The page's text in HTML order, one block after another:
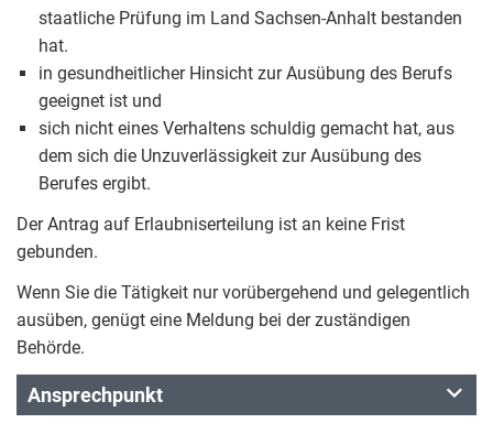
staatliche Prüfung im Land Sachsen-Anhalt bestanden
hat.
in gesundheitlicher Hinsicht zur Ausübung des Berufs
geeignet ist und
sich nicht eines Verhaltens schuldig gemacht hat, aus
dem sich die Unzuverlässigkeit zur Ausübung des
Berufes ergibt.
Der Antrag auf Erlaubniserteilung ist an keine Frist
gebunden.
Wenn Sie die Tätigkeit nur vorübergehend und gelegentlich
ausüben, genügt eine Meldung bei der zuständigen
Behörde.
Ansprechpunkt